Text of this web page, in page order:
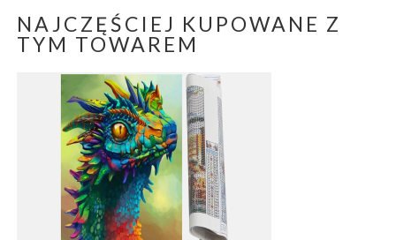
NAJCZĘŚCIEJ KUPOWANE Z
TYM TOWAREM